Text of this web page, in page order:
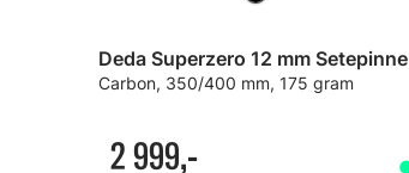
Deda Superzero 12 mm Setepinne
Carbon, 350/400 mm, 175 gram
2 999,-